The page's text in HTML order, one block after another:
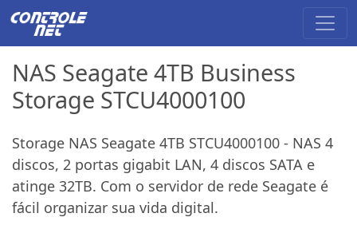
NAS Seagate 4TB Business
Storage STCU4000100
Storage NAS Seagate 4TB STCU4000100 - NAS 4
discos, 2 portas gigabit LAN, 4 discos SATA e
atinge 32TB. Com o servidor de rede Seagate é
fácil organizar sua vida digital.